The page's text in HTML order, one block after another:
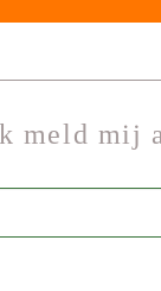
meld mij